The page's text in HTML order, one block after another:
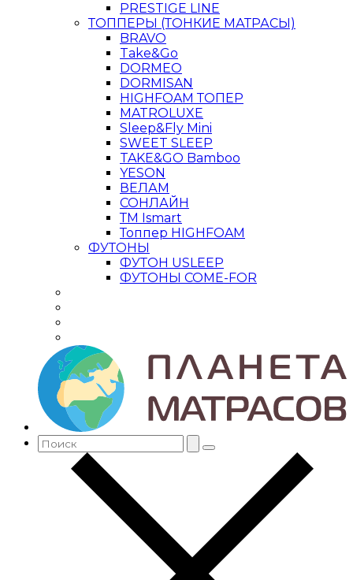
PRESTIGE LINE
ТОППЕРЫ (ТОНКИЕ МАТРАСЫ)
BRAVO
Take&Go
DORMEO
DORMISAN
HIGHFOAM ТОПЕР
MATROLUXE
Sleep&Fly Mini
SWEET SLEEP
TAKE&GO Bamboo
YESON
ВЕЛАМ
СОНЛАЙН
ТМ Ismart
Топпер HIGHFOAM
ФУТОНЫ
ФУТОН USLEEP
ФУТОНЫ COME-FOR